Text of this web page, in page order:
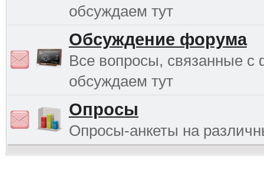
обсуждаем тут
Обсуждение форума
Все вопросы, связанные
обсуждаем тут
Опросы
Опросы-анкеты на